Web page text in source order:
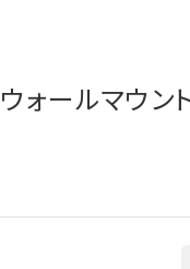
ォールマウン